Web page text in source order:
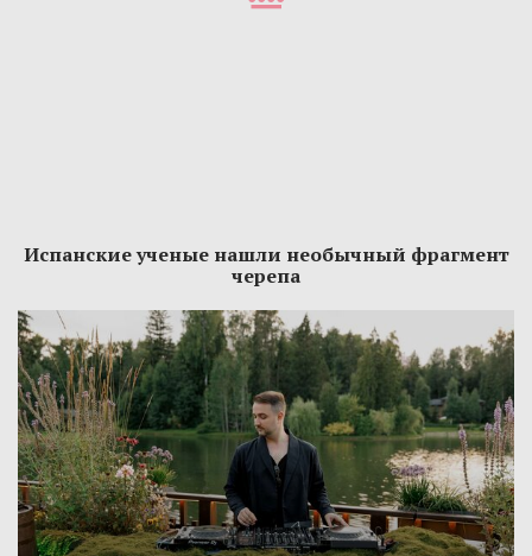
Испанские ученые нашли необычный фрагмент
черепа